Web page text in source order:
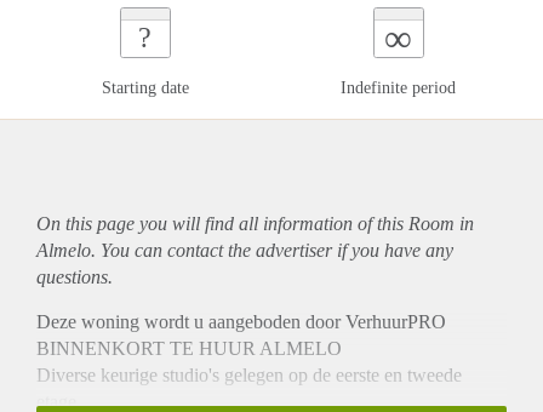
?
Starting date
∞
Indefinite period
On this page you will find all information of this Room in
Almelo. You can contact the advertiser if you have any
questions.
Deze woning wordt u aangeboden door VerhuurPRO
BINNENKORT TE HUUR ALMELO
Diverse keurige studio's gelegen op de eerste en tweede
etage.